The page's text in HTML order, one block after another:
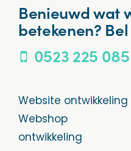
Benieuwd wat
betekenen?
0523 225 085
Website ontwikkeling
Webshop
ontwikkeling